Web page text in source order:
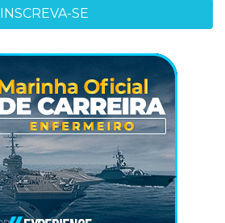
INSCREVA-SE